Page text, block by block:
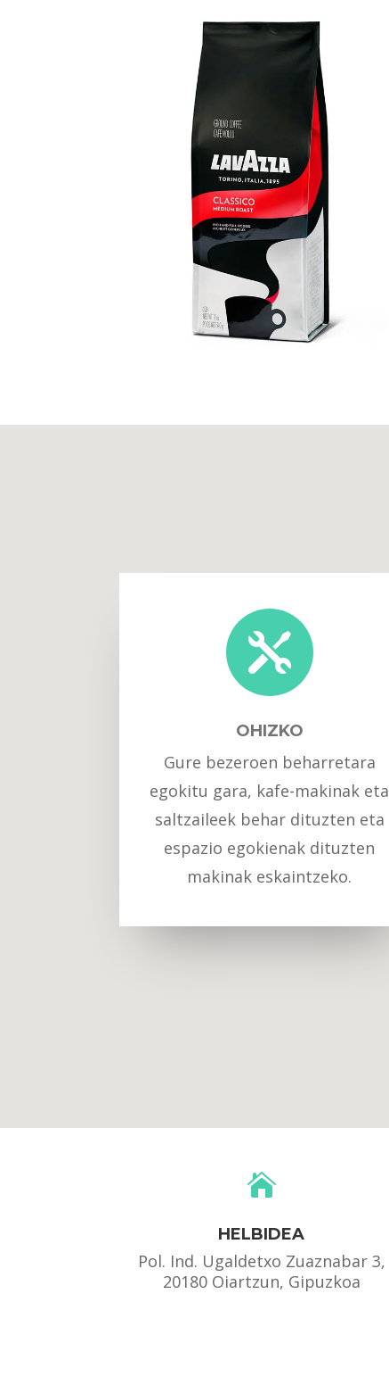

OHIZKO
Gure bezeroen beharretara
egokitu gara, kafe-makinak eta
saltzaileek behar dituzten eta
espazio egokienak dituzten
makinak eskaintzeko.

HELBIDEA
Pol. Ind. Ugaldetxo Zuaznabar 3,
20180 Oiartzun, Gipuzkoa